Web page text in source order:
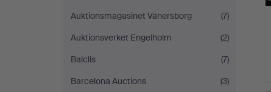
Auktionsmagasinet Vänersborg
(7)
Auktionsverket Engelholm
(2)
Balclis
(7)
Barcelona Auctions
(3)